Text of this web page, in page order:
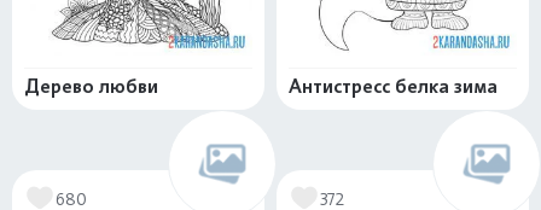
Дерево любви Антистресс белка зима
680 372